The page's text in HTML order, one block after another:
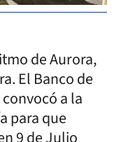
de Aurora,
El Banco de
a la
para que